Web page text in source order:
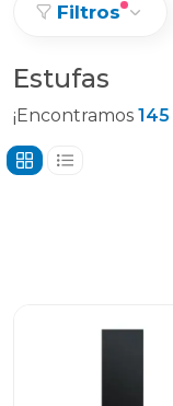
Filtros
Estufas
¡Encontramos 145